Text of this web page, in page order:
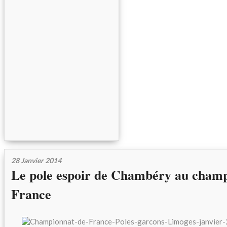
28 Janvier 2014
Le pole espoir de Chambéry au
France